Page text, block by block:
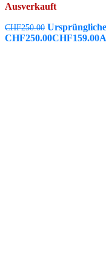
Ausverkauft
CHF250.00
CHF250.00CHF159.00